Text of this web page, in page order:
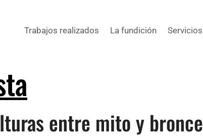
Trabajos realizados La fundición Servicios
entre mito y bronce